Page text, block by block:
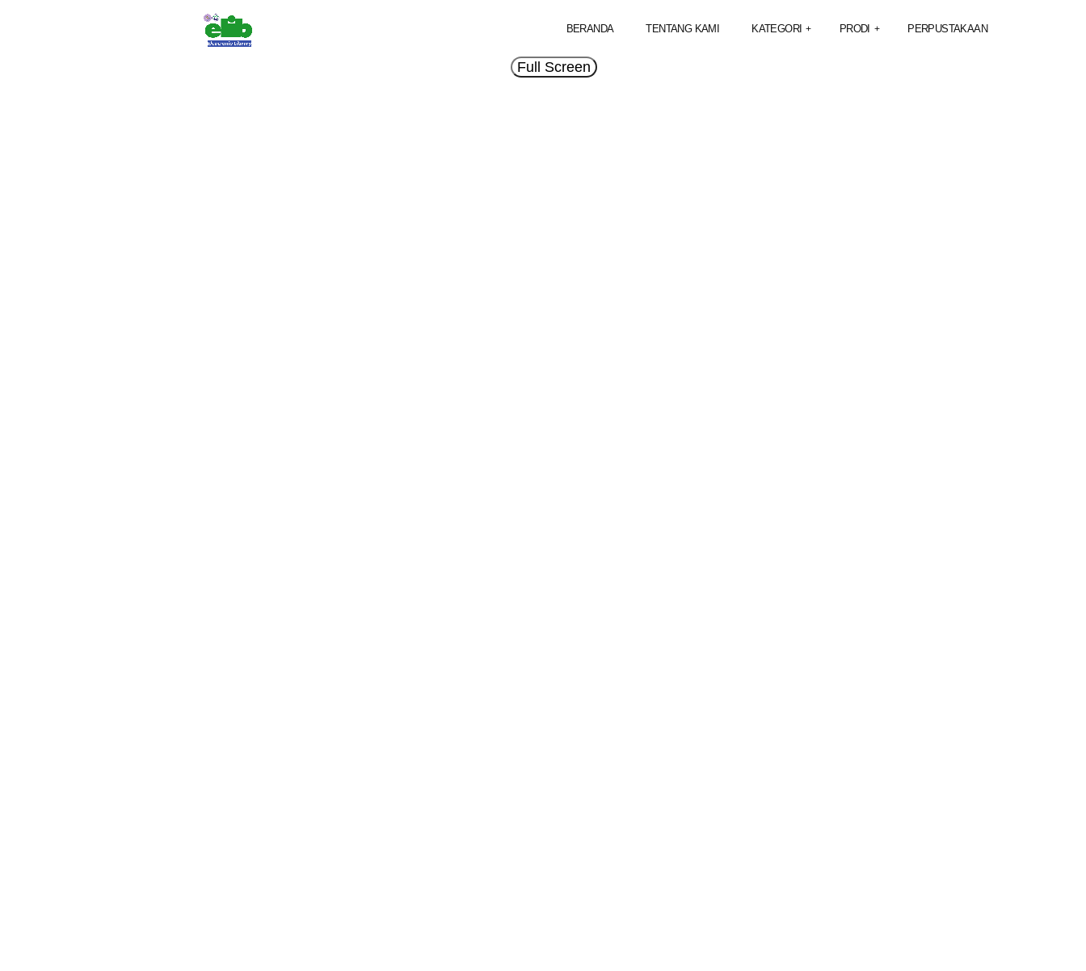
PERPUSTAKAAN
PRODI +
KATEGORI +
TENTANG KAMI
BERANDA
Full Screen